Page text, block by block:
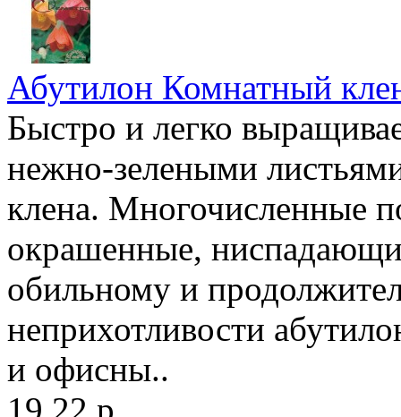
Абутилон Комнатный
Быстро и легко
нежно-зелеными
клена. Многочисленные
окрашенные,
обильному и
неприхотливости
и офисны..
19.22 р.